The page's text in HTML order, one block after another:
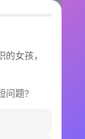
女孩，
问题?
边的TA